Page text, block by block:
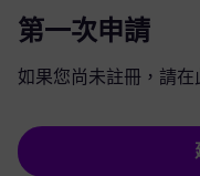
第一次申請
如果您尚未註冊，請在